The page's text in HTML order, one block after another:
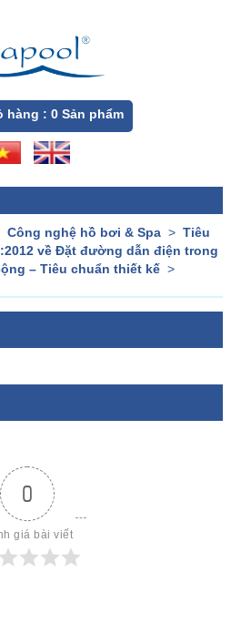
hàng : 0Sản phẩm
Công nghệ hồ bơi & Spa> Tiêu
về Đặt đường dẫn điện trong
– Tiêu chuẩn thiết kế>
0
giá bài viết